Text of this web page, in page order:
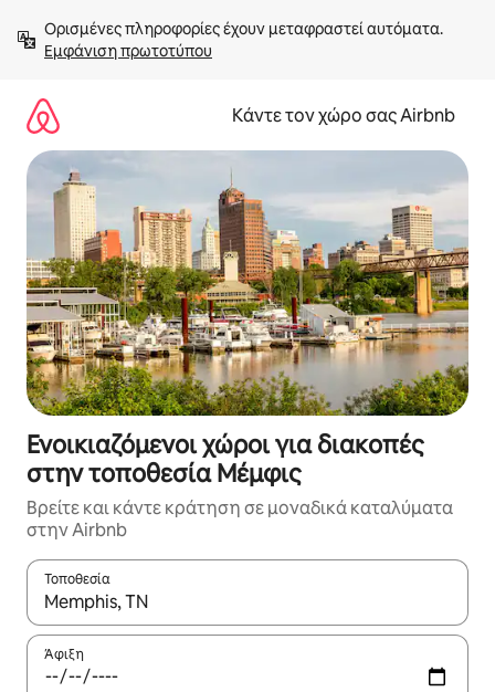
στο
περιεχόμενοΕμφάνιση πρωτοτύπου
Κάντε τον χώρο σας Airbnb
Ενοικιαζόμενοι χώροι για διακοπές
στην τοποθεσία Μέμφις
Βρείτε και κάντε κράτηση σε μοναδικά καταλύματα
στην Airbnb
Τοποθεσία
Όταν τα αποτελέσματα είναι διαθέσιμα, μπορείτε να
Άφιξη